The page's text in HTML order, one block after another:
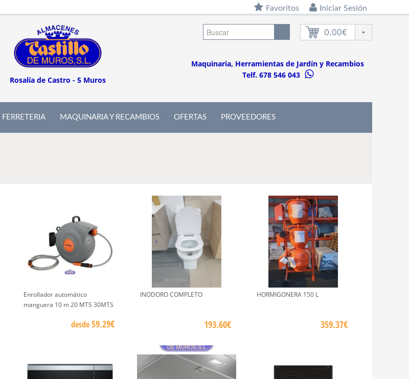
Favoritos Iniciar Sesión
Rosalía de Castro - 5 Muros
0.00€
Maquinaria, Herramientas de Jardín y Recambios
Telf. 678 546 043
FERRETERIA MAQUINARIA Y RECAMBIOS OFERTAS PROVEEDORES
Enrollador automático
manguera 10 m 20 MTS 30MTS
desde59.29€
INODORO COMPLETO
193.60€
HORMIGONERA 150 L
359.37€